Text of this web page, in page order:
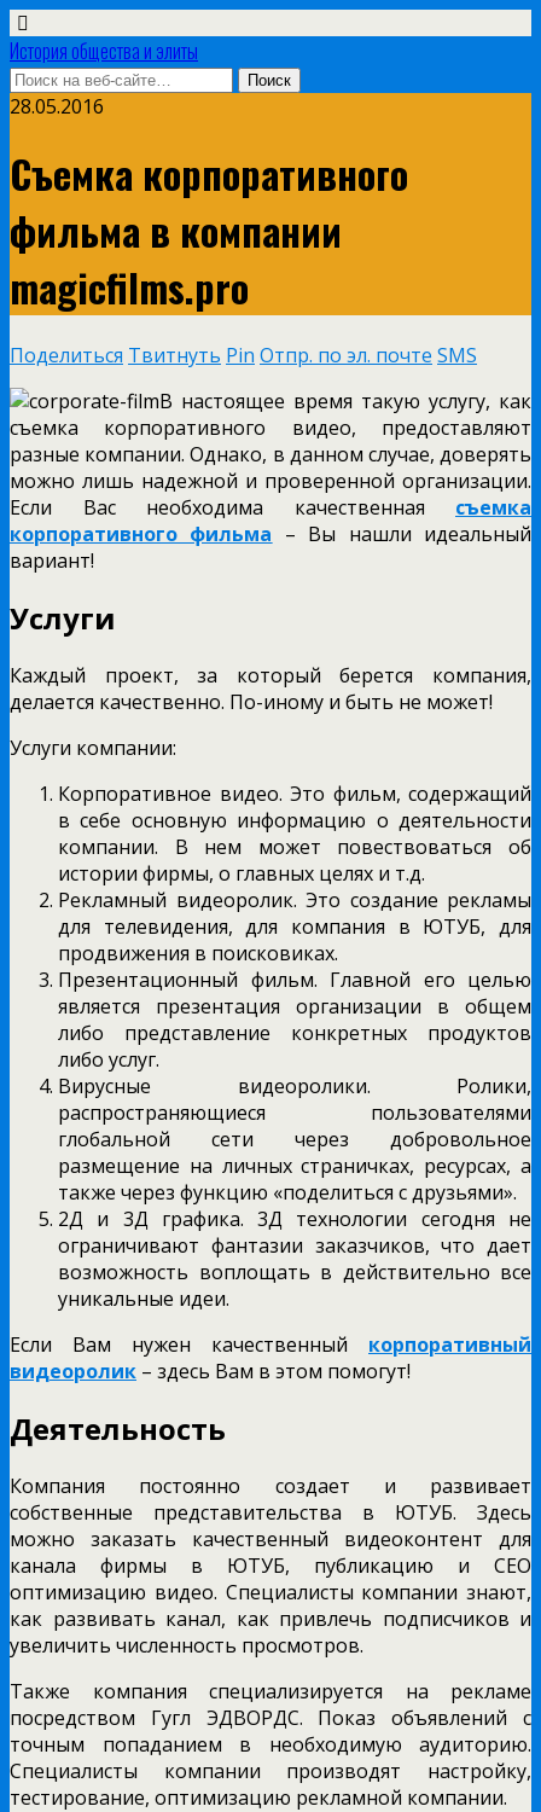
История общества и элиты
28.05.2016
Съемка корпоративного
фильма в компании
magicfilms.pro
Поделиться Твитнуть Pin Отпр. по эл. почте SMS
В настоящее время такую услугу, как
съемка корпоративного видео, предоставляют
разные компании. Однако, в данном случае, доверять
можно лишь надежной и проверенной организации.
Если Вас необходима качественная съемка
корпоративного фильма – Вы нашли идеальный
вариант!
Услуги
Каждый проект, за который берется компания,
делается качественно. По-иному и быть не может!
Услуги компании:
Корпоративное видео. Это фильм, содержащий
в себе основную информацию о деятельности
компании. В нем может повествоваться об
истории фирмы, о главных целях и т.д.
Рекламный видеоролик. Это создание рекламы
для телевидения, для компания в ЮТУБ, для
продвижения в поисковиках.
Презентационный фильм. Главной его целью
является презентация организации в общем
либо представление конкретных продуктов
либо услуг.
Вирусные видеоролики. Ролики,
распространяющиеся пользователями
глобальной сети через добровольное
размещение на личных страничках, ресурсах, а
также через функцию «поделиться с друзьями».
2Д и 3Д графика. 3Д технологии сегодня не
ограничивают фантазии заказчиков, что дает
возможность воплощать в действительно все
уникальные идеи.
Если Вам нужен качественный корпоративный
видеоролик – здесь Вам в этом помогут!
Деятельность
Компания постоянно создает и развивает
собственные представительства в ЮТУБ. Здесь
можно заказать качественный видеоконтент для
канала фирмы в ЮТУБ, публикацию и СЕО
оптимизацию видео. Специалисты компании знают,
как развивать канал, как привлечь подписчиков и
увеличить численность просмотров.
Также компания специализируется на рекламе
посредством Гугл ЭДВОРДС. Показ объявлений с
точным попаданием в необходимую аудиторию.
Специалисты компании производят настройку,
тестирование, оптимизацию рекламной компании.